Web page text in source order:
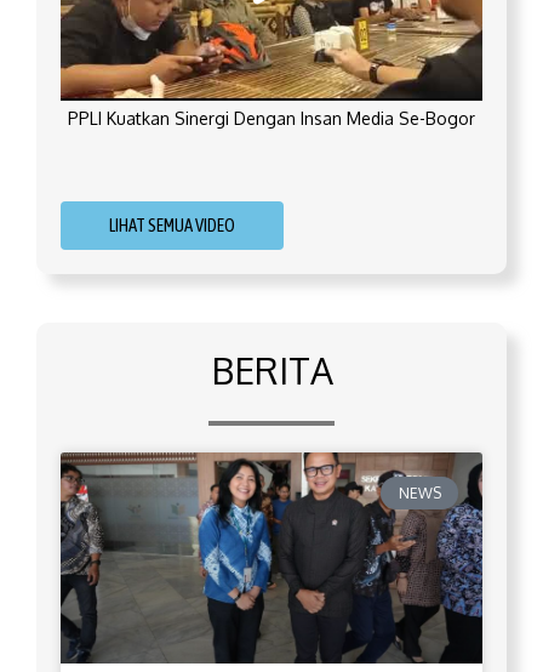
PPLI Kuatkan Sinergi Dengan Insan Media Se-Bogor
LIHAT SEMUA VIDEO
BERITA
NEWS